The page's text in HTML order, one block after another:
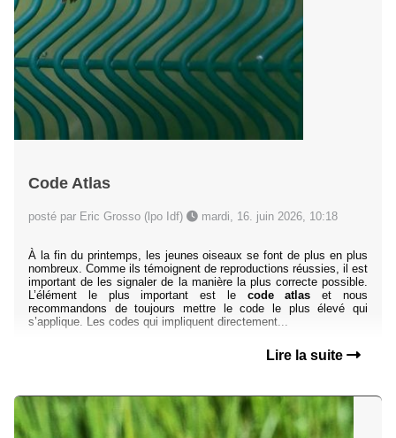
Code Atlas
posté par Eric Grosso (lpo Idf) mardi, 16. juin 2026, 10:18
À la fin du printemps, les jeunes oiseaux se font de plus en plus
nombreux. Comme ils témoignent de reproductions réussies, il est
important de les signaler de la manière la plus correcte possible.
L’élément le plus important est le code atlas et nous
recommandons de toujours mettre le code le plus élevé qui
s’applique. Les codes qui impliquent directement...
Lire la suite